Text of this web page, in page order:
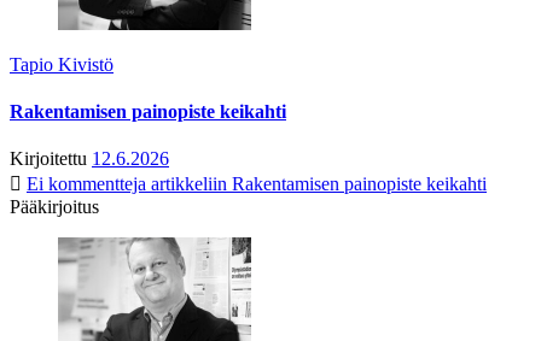
Tapio Kivistö
Rakentamisen painopiste keikahti
Kirjoitettu 12.6.2026
Ei kommentteja artikkeliin Rakentamisen painopiste keikahti
Pääkirjoitus